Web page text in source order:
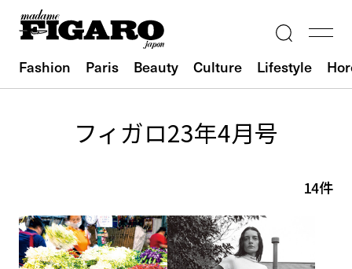
Fashion Paris Beauty Culture Lifestyle
フィガロ23年4月号
14件